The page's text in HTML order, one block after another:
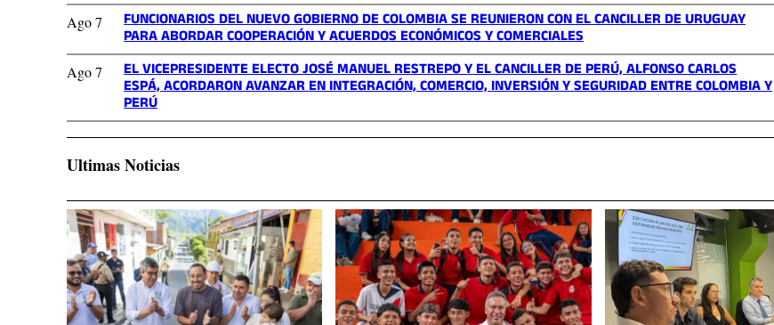
Ago 7 FUNCIONARIOS DEL NUEVO GOBIERNO DE COLOMBIA SE REUNIERON CON EL CANCILLER DE URUGUAY
PARA ABORDAR COOPERACIÓN Y ACUERDOS ECONÓMICOS Y COMERCIALES
Ago 7 EL VICEPRESIDENTE ELECTO JOSÉ MANUEL RESTREPO Y EL CANCILLER DE PERÚ, ALFONSO CARLOS
ESPÁ, ACORDARON AVANZAR EN INTEGRACIÓN, COMERCIO, INVERSIÓN Y SEGURIDAD ENTRE COLOMBIA Y
PERÚ
Ultimas Noticias